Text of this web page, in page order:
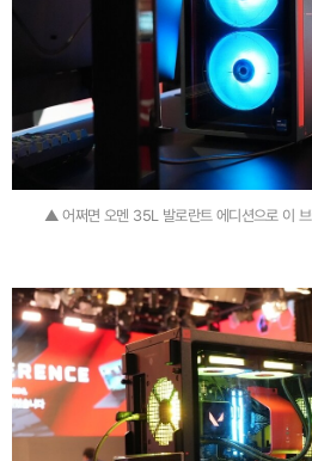
▲ 어쩌면 오멘 35L 발로란트 에디션으로 이